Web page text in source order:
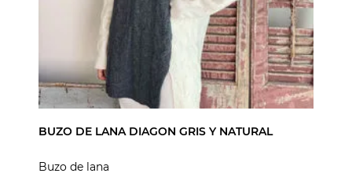
BUZO DE LANA DIAGON GRIS Y NATURAL
Buzo de lana